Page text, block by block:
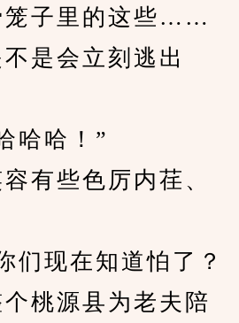
笼子里的这些……
是会立刻逃出
哈！”
些色厉内荏、
现在知道怕了？
桃源县为老夫陪